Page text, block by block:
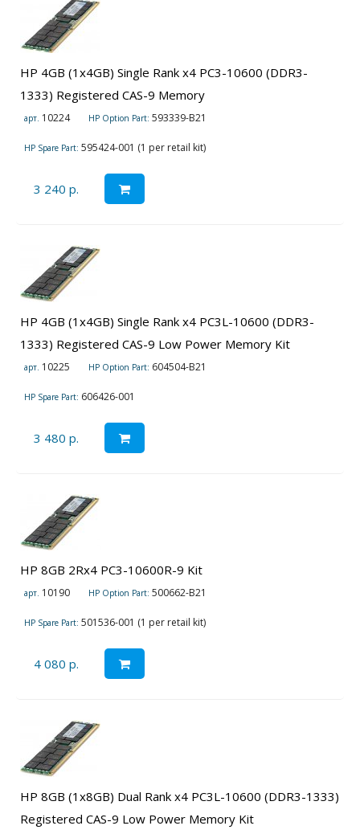
HP 4GB (1x4GB) Single Rank x4 PC3-10600 (DDR3-
1333) Registered CAS-9 Memory
арт. 10224 HP Option Part: 593339-B21
HP Spare Part: 595424-001 (1 per retail kit)
3 240 р.
HP 4GB (1x4GB) Single Rank x4 PC3L-10600 (DDR3-
1333) Registered CAS-9 Low Power Memory Kit
арт. 10225 HP Option Part: 604504-B21
HP Spare Part: 606426-001
3 480 р.
HP 8GB 2Rx4 PC3-10600R-9 Kit
арт. 10190 HP Option Part: 500662-B21
HP Spare Part: 501536-001 (1 per retail kit)
4 080 р.
HP 8GB (1x8GB) Dual Rank x4 PC3L-10600 (DDR3-1333)
Registered CAS-9 Low Power Memory Kit